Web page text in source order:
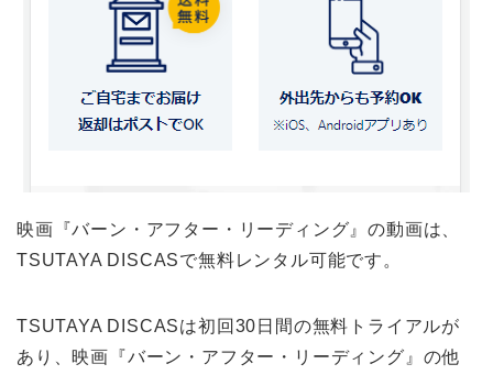
映画『バーン・アフター・リーディング』の動画は、
TSUTAYA DISCASで無料レンタル可能です。
TSUTAYA DISCASは初回30日間の無料トライアルが
あり、映画『バーン・アフター・リーディング』の他